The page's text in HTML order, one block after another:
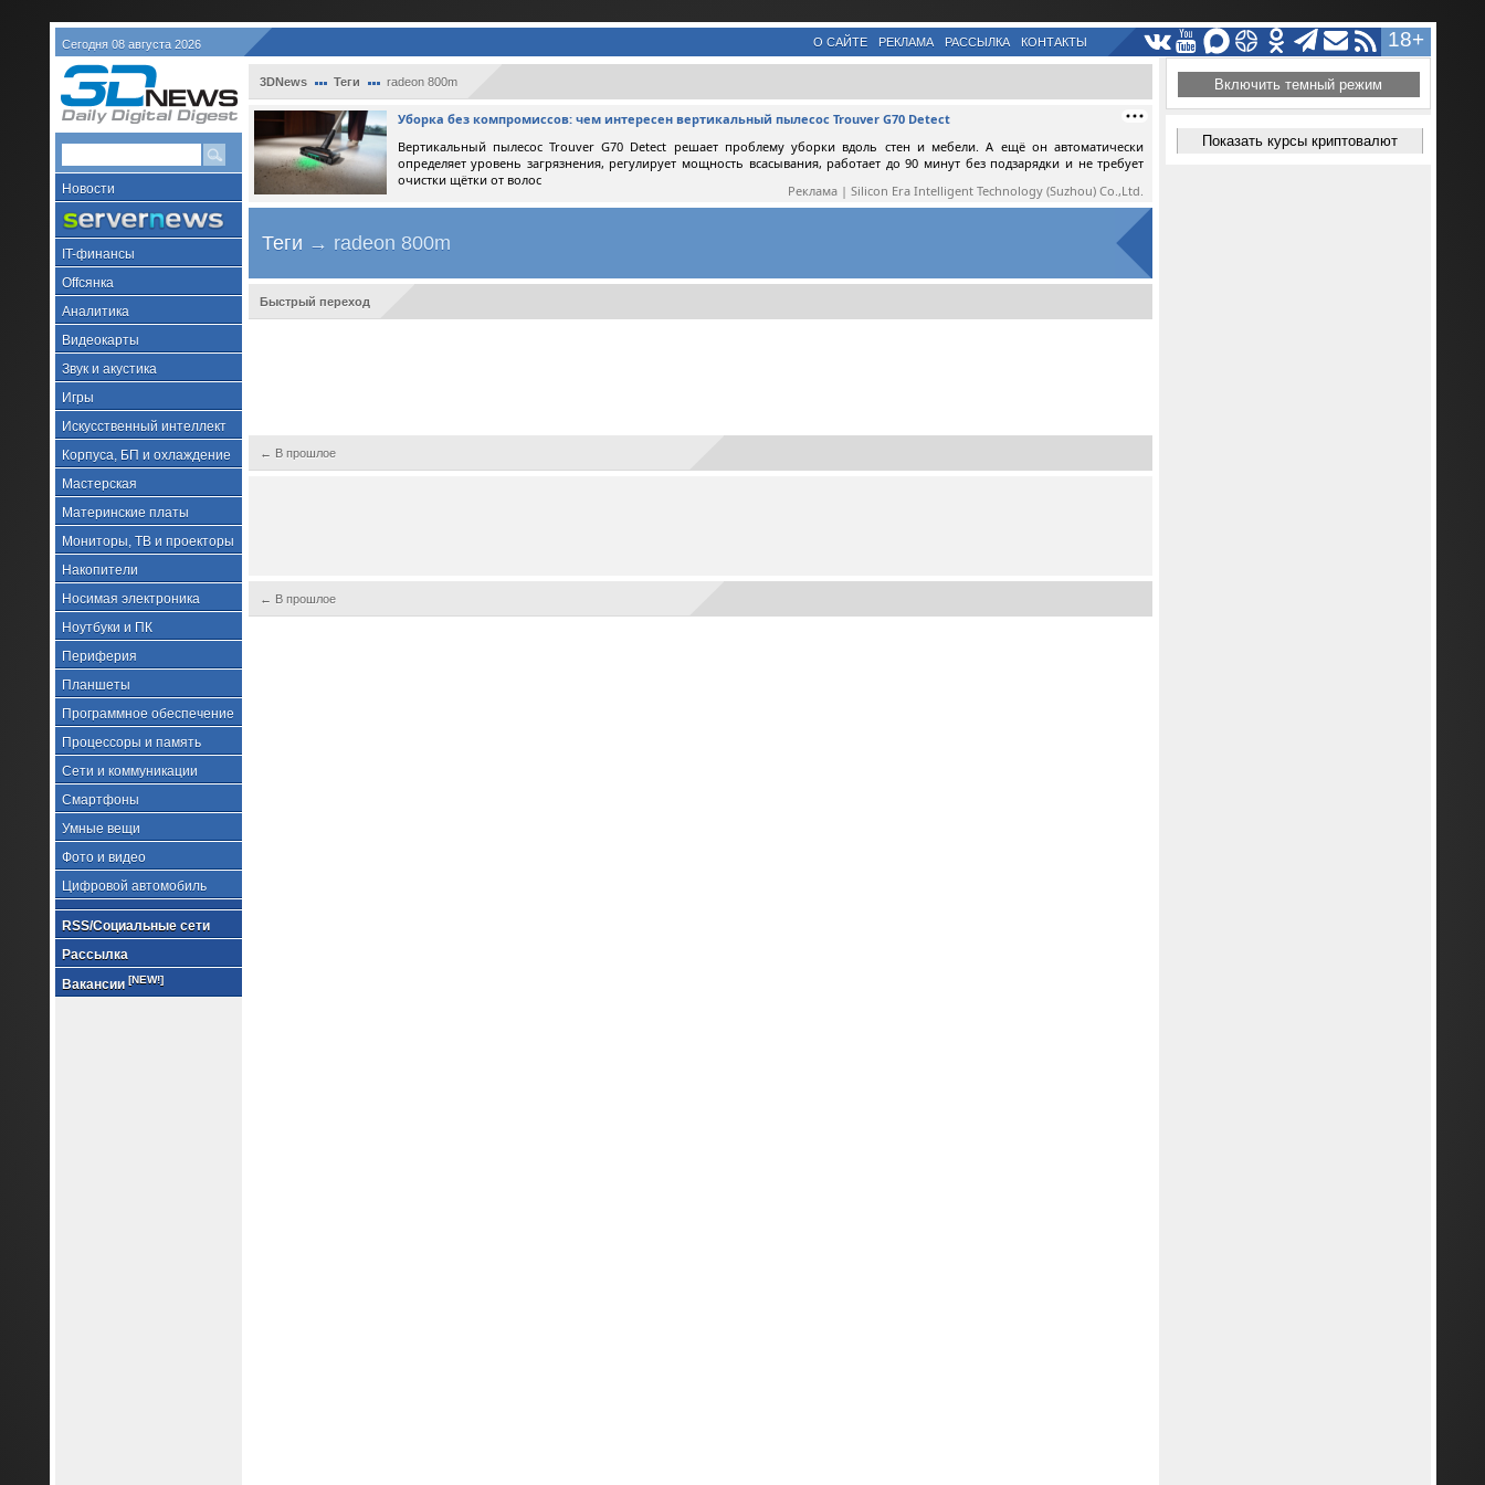
Сегодня 08 августа 2026 18+
О САЙТЕ РЕКЛАМА РАССЫЛКА КОНТАКТЫ
Новости
IT-финансы
Offсянка
Аналитика
Видеокарты
Звук и акустика
Игры
Искусственный интеллект
Корпуса, БП и охлаждение
Мастерская
Материнские платы
Мониторы, ТВ и проекторы
Накопители
Носимая электроника
Ноутбуки и ПК
Периферия
Планшеты
Программное обеспечение
Процессоры и память
Сети и коммуникации
Смартфоны
Умные вещи
Фото и видео
Цифровой автомобиль
RSS/Социальные сети
Рассылка
Вакансии [NEW!]
3DNews Теги radeon 800m
Уборка без компромиссов: чем интересен вертикальный пылесос Trouver G70 Detect
Вертикальный пылесос Trouver G70 Detect решает проблему уборки вдоль стен и мебели. А ещё он автоматически
определяет уровень загрязнения, регулирует мощность всасывания, работает до 90 минут без подзарядки и не требует
очистки щётки от волос
Реклама | Silicon Era Intelligent Technology (Suzhou) Co.,Ltd.
Теги → radeon 800m
Быстрый переход
← В прошлое
← В прошлое
Включить темный режим
Показать курсы криптовалют